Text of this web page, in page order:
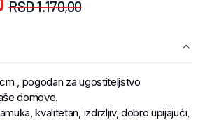
RSD1.170,00
, pogodan za ugostiteljstvo
domove.
kvalitetan, izdrzljiv, dobro upijajući,